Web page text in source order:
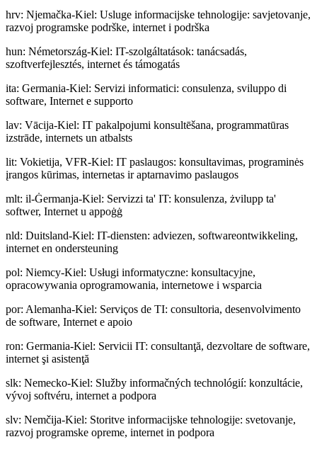
hrv: Njemačka-Kiel: Usluge informacijske tehnologije: savjetovanje,
razvoj programske podrške, internet i podrška
hun: Németország-Kiel: IT-szolgáltatások: tanácsadás,
szoftverfejlesztés, internet és támogatás
ita: Germania-Kiel: Servizi informatici: consulenza, sviluppo di
software, Internet e supporto
lav: Vācija-Kiel: IT pakalpojumi konsultēšana, programmatūras
izstrāde, internets un atbalsts
lit: Vokietija, VFR-Kiel: IT paslaugos: konsultavimas, programinės
įrangos kūrimas, internetas ir aptarnavimo paslaugos
mlt: il-Ġermanja-Kiel: Servizzi ta' IT: konsulenza, żvilupp ta'
softwer, Internet u appoġġ
nld: Duitsland-Kiel: IT-diensten: adviezen, softwareontwikkeling,
internet en ondersteuning
pol: Niemcy-Kiel: Usługi informatyczne: konsultacyjne,
opracowywania oprogramowania, internetowe i wsparcia
por: Alemanha-Kiel: Serviços de TI: consultoria, desenvolvimento
de software, Internet e apoio
ron: Germania-Kiel: Servicii IT: consultanţă, dezvoltare de software,
internet şi asistenţă
slk: Nemecko-Kiel: Služby informačných technológií: konzultácie,
vývoj softvéru, internet a podpora
slv: Nemčija-Kiel: Storitve informacijske tehnologije: svetovanje,
razvoj programske opreme, internet in podpora